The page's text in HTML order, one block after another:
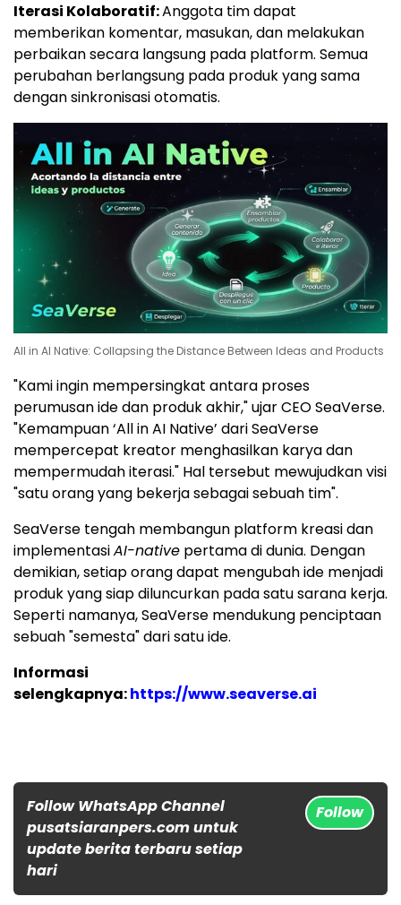
Iterasi Kolaboratif:Anggota tim dapat
memberikan komentar, masukan, dan melakukan
perbaikan secara langsung pada platform. Semua
perubahan berlangsung pada produk yang sama
dengan sinkronisasi otomatis.
All in AI Native: Collapsing the Distance Between Ideas and Products
"Kami ingin mempersingkat antara proses
perumusan ide dan produk akhir," ujar CEO SeaVerse.
"Kemampuan ‘All in AI Native’ dari SeaVerse
mempercepat kreator menghasilkan karya dan
mempermudah iterasi." Hal tersebut mewujudkan visi
"satu orang yang bekerja sebagai sebuah tim".
SeaVerse tengah membangun platform kreasi dan
implementasiAI-native pertama di dunia. Dengan
demikian, setiap orang dapat mengubah ide menjadi
produk yang siap diluncurkan pada satu sarana kerja.
Seperti namanya, SeaVerse mendukung penciptaan
sebuah "semesta" dari satu ide.
Informasi
selengkapnya:https://www.seaverse.ai
Follow WhatsApp Channel
pusatsiaranpers.com untuk
update berita terbaru setiap
hari
Follow